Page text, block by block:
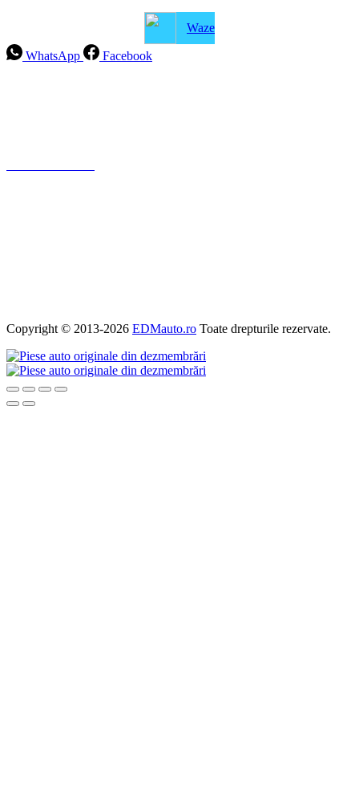
Waze
WhatsApp
Facebook
Copyright © 2013-2026 EDMauto.ro Toate drepturile rezervate.